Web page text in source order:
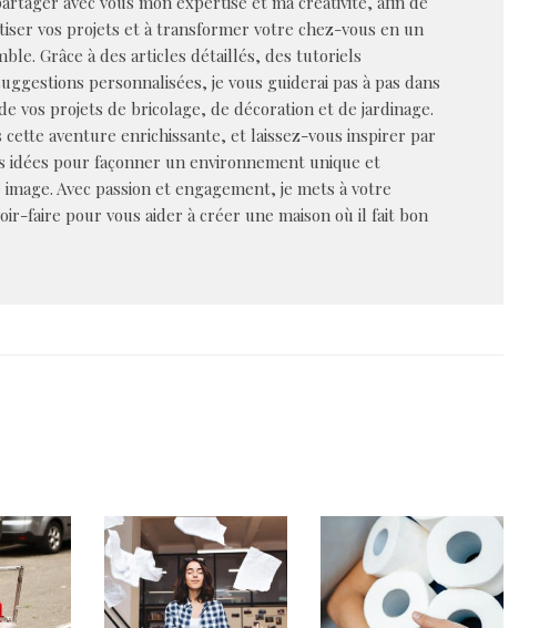
vos projets et à transformer votre chez-vous en un
Grâce à des articles détaillés, des tutoriels
personnalisées, je vous guiderai pas à pas dans
vos projets de bricolage, de décoration et de jardinage.
cette aventure enrichissante, et laissez-vous inspirer par
idées pour façonner un environnement unique et
Avec passion et engagement, je mets à votre
faire pour vous aider à créer une maison où il fait bon